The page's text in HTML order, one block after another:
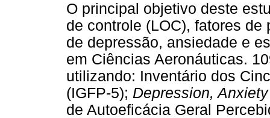
O principal objetivo deste
de controle (LOC), fatores
de depressão, ansiedade e
em Ciências Aeronáuticas.
utilizando: Inventário dos
(IGFP-5); Depression,
de Autoeficácia Geral